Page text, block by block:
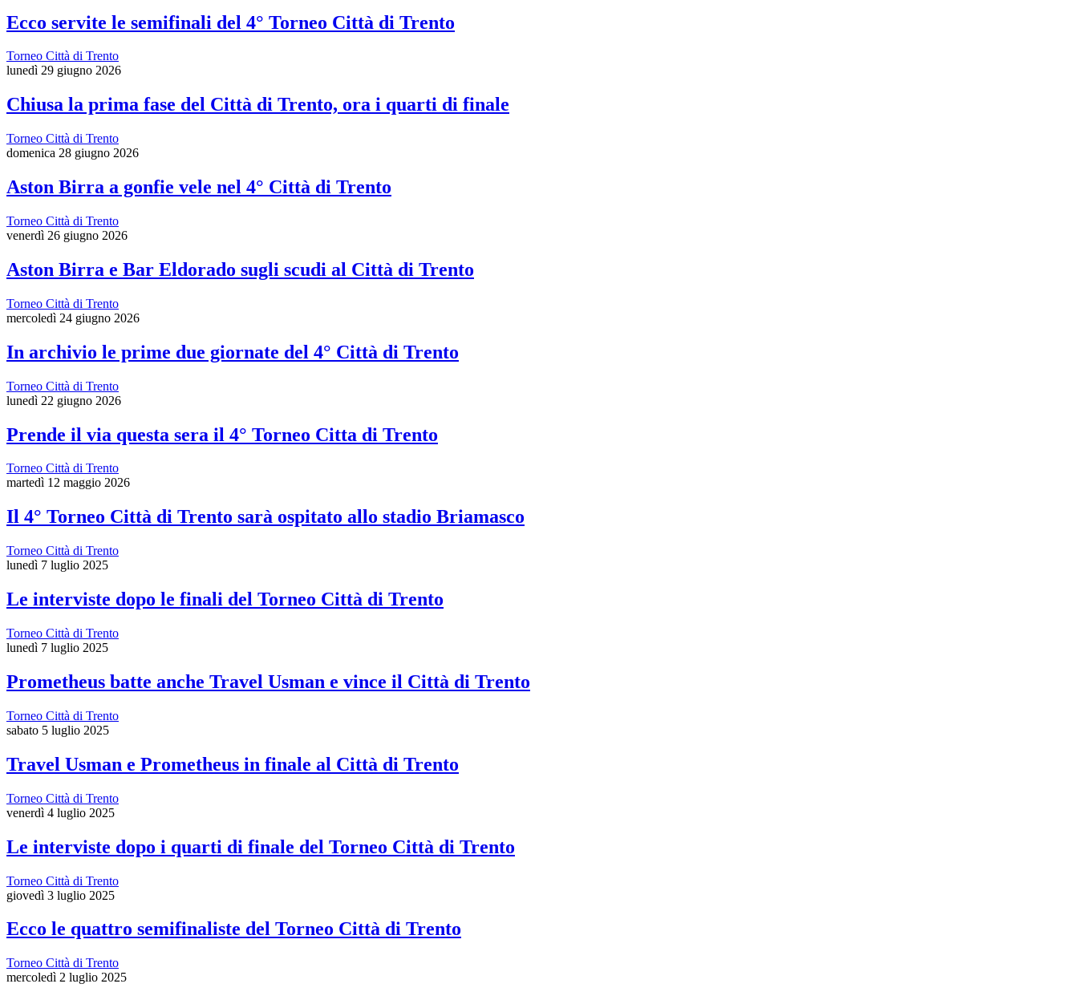
Ecco servite le semifinali del 4° Torneo Città di Trento
Torneo Città di Trento
lunedì 29 giugno 2026
Chiusa la prima fase del Città di Trento, ora i quarti di finale
Torneo Città di Trento
domenica 28 giugno 2026
Aston Birra a gonfie vele nel 4° Città di Trento
Torneo Città di Trento
venerdì 26 giugno 2026
Aston Birra e Bar Eldorado sugli scudi al Città di Trento
Torneo Città di Trento
mercoledì 24 giugno 2026
In archivio le prime due giornate del 4° Città di Trento
Torneo Città di Trento
lunedì 22 giugno 2026
Prende il via questa sera il 4° Torneo Citta di Trento
Torneo Città di Trento
martedì 12 maggio 2026
Il 4° Torneo Città di Trento sarà ospitato allo stadio Briamasco
Torneo Città di Trento
lunedì 7 luglio 2025
Le interviste dopo le finali del Torneo Città di Trento
Torneo Città di Trento
lunedì 7 luglio 2025
Prometheus batte anche Travel Usman e vince il Città di Trento
Torneo Città di Trento
sabato 5 luglio 2025
Travel Usman e Prometheus in finale al Città di Trento
Torneo Città di Trento
venerdì 4 luglio 2025
Le interviste dopo i quarti di finale del Torneo Città di Trento
Torneo Città di Trento
giovedì 3 luglio 2025
Ecco le quattro semifinaliste del Torneo Città di Trento
Torneo Città di Trento
mercoledì 2 luglio 2025